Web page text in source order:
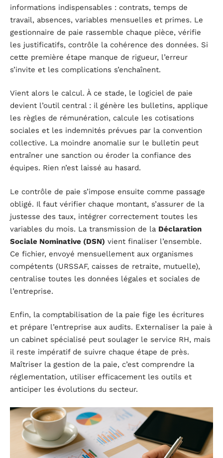
informations indispensables : contrats, temps de
travail, absences, variables mensuelles et primes. Le
gestionnaire de paie rassemble chaque pièce, vérifie
les justificatifs, contrôle la cohérence des données. Si
cette première étape manque de rigueur, l’erreur
s’invite et les complications s’enchaînent.
Vient alors le calcul. À ce stade, le logiciel de paie
devient l’outil central : il génère les bulletins, applique
les règles de rémunération, calcule les cotisations
sociales et les indemnités prévues par la convention
collective. La moindre anomalie sur le bulletin peut
entraîner une sanction ou éroder la confiance des
équipes. Rien n’est laissé au hasard.
Le contrôle de paie s’impose ensuite comme passage
obligé. Il faut vérifier chaque montant, s’assurer de la
justesse des taux, intégrer correctement toutes les
variables du mois. La transmission de la Déclaration
Sociale Nominative (DSN) vient finaliser l’ensemble.
Ce fichier, envoyé mensuellement aux organismes
compétents (URSSAF, caisses de retraite, mutuelle),
centralise toutes les données légales et sociales de
l’entreprise.
Enfin, la comptabilisation de la paie fige les écritures
et prépare l’entreprise aux audits. Externaliser la paie à
un cabinet spécialisé peut soulager le service RH, mais
il reste impératif de suivre chaque étape de près.
Maîtriser la gestion de la paie, c’est comprendre la
réglementation, utiliser efficacement les outils et
anticiper les évolutions du secteur.